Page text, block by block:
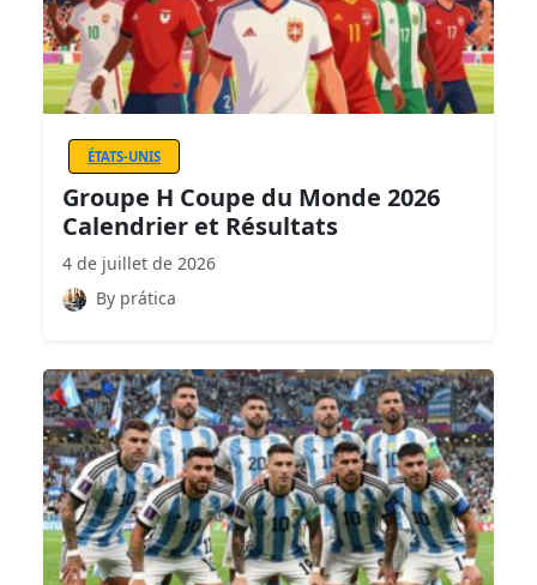
ÉTATS-UNIS
Groupe H Coupe du Monde 2026
Calendrier et Résultats
4 de juillet de 2026
By prática